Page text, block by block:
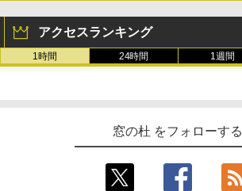
アクセスランキング
1時間 24時間 1週間
窓の杜 をフォローする